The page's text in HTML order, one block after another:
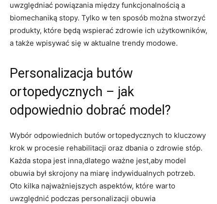
uwzględniać powiązania między funkcjonalnością a
biomechaniką stopy. Tylko w ten sposób można stworzyć
produkty, które będą wspierać zdrowie ich użytkowników,
a także wpisywać się w aktualne trendy modowe.
Personalizacja butów
ortopedycznych – jak
odpowiednio dobrać model?
Wybór odpowiednich butów ortopedycznych to kluczowy
krok w procesie rehabilitacji oraz dbania o zdrowie stóp.
Każda stopa jest inna,dlatego ważne jest,aby model
obuwia był skrojony na miarę indywidualnych potrzeb.
Oto kilka najważniejszych aspektów, które warto
uwzględnić podczas personalizacji obuwia